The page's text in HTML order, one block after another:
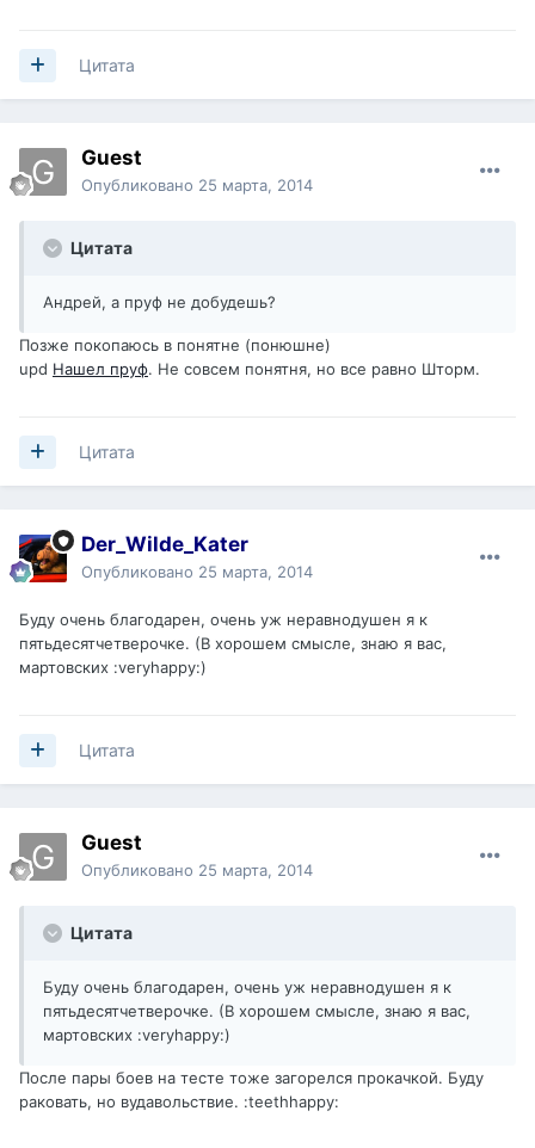
Цитата
Guest
Опубликовано 25 марта, 2014
Цитата
Андрей, а пруф не добудешь?
Позже покопаюсь в понятне (понюшне)
upd Нашел пруф. Не совсем понятня, но все равно Шторм.
Цитата
Der_Wilde_Kater
Опубликовано 25 марта, 2014
Буду очень благодарен, очень уж неравнодушен я к
пятьдесятчетверочке. (В хорошем смысле, знаю я вас,
мартовских :veryhappy:)
Цитата
Guest
Опубликовано 25 марта, 2014
Цитата
Буду очень благодарен, очень уж неравнодушен я к
пятьдесятчетверочке. (В хорошем смысле, знаю я вас,
мартовских :veryhappy:)
После пары боев на тесте тоже загорелся прокачкой. Буду
раковать, но вудавольствие. :teethhappy: